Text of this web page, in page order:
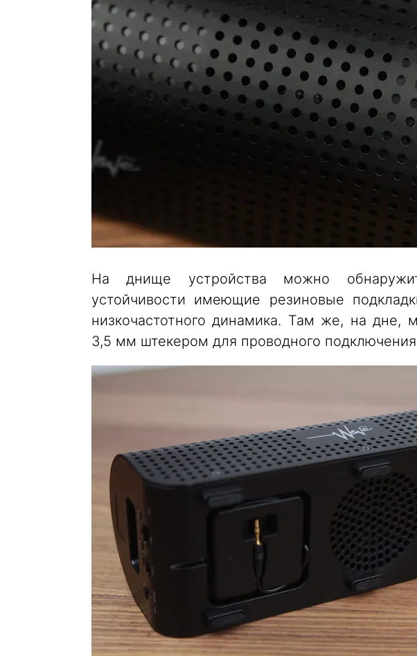
На днище устройства можно
устойчивости имеющие резиновые
низкочастотного динамика. Там же, на дне,
3,5 мм штекером для проводного подключения